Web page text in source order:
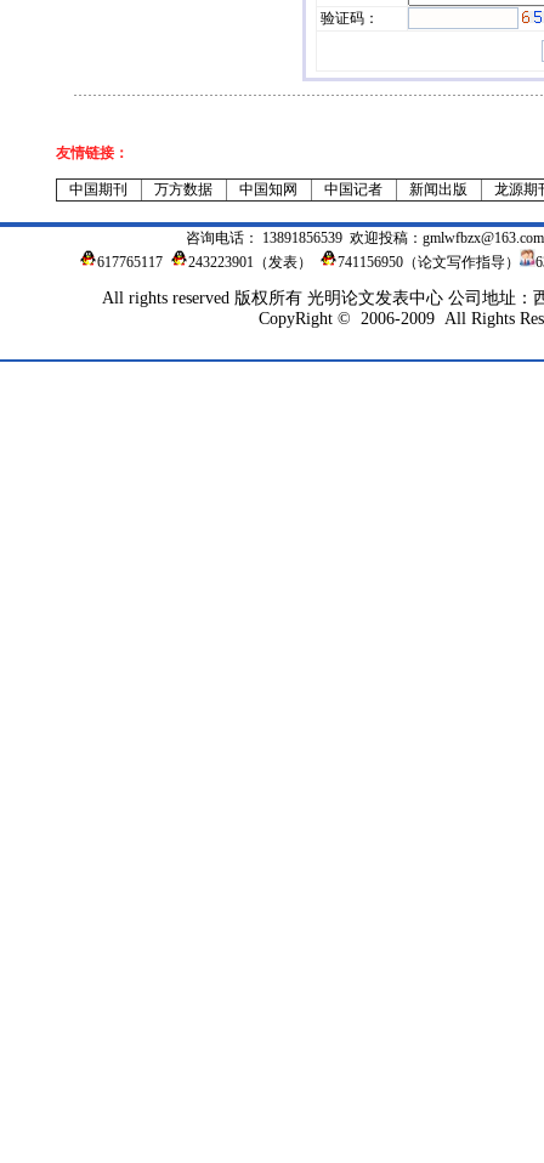
验证码：
友情链接：
中国期刊 万方数据 中国知网 中国记者 新闻出版 龙源期
咨询电话： 13891856539 欢迎投稿： gmlwfbzx@163.com
617765117
243223901 （发表） 741156950（论文写作指导）
All rights reserved 版权所有 光明论文发表中心 公司地址：
CopyRight © 2006-2009 All Rights